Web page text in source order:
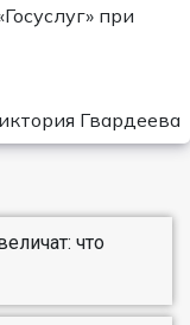
при
Гвардеева
что